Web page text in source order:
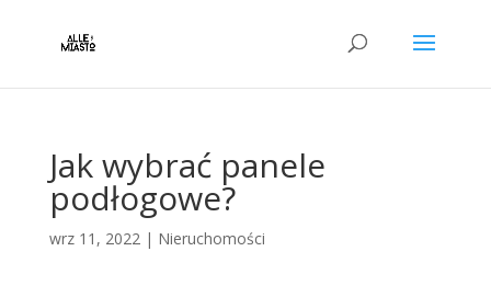
Jak wybrać panele
podłogowe?
wrz 11, 2022| Nieruchomości